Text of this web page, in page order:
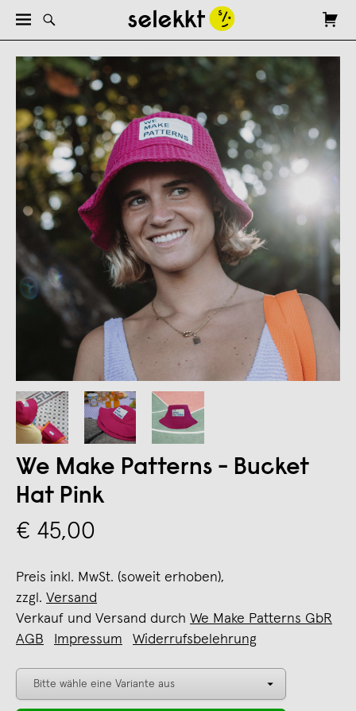
We Make Patterns - Bucket
Hat Pink
€ 45,00
Preis inkl. MwSt. (soweit erhoben),
zzgl. Versand
Verkauf und Versand durch We Make Patterns GbR
AGB
Impressum Widerrufsbelehrung